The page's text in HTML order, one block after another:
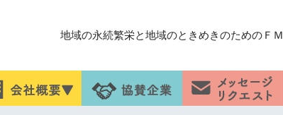
地域の永続繁栄と地域のときめきのためのＦＭ